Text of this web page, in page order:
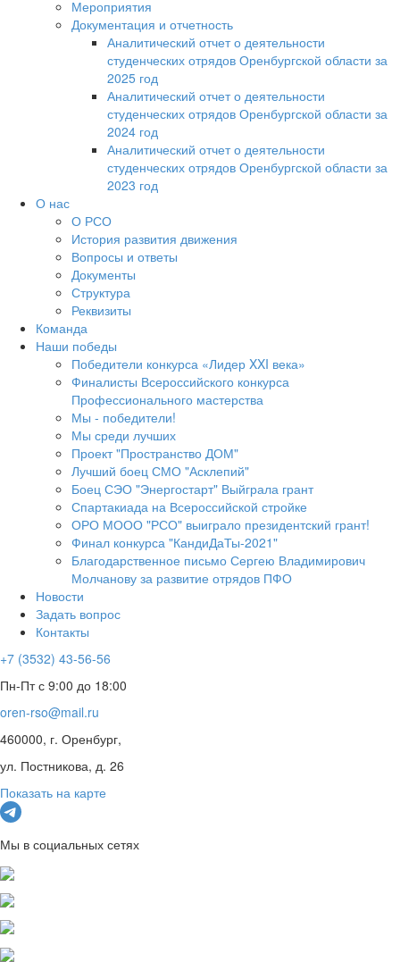
Мероприятия
Документация и отчетность
Аналитический отчет о деятельности
студенческих отрядов Оренбургской области за
2025 год
Аналитический отчет о деятельности
студенческих отрядов Оренбургской области за
2024 год
Аналитический отчет о деятельности
студенческих отрядов Оренбургской области за
2023 год
О нас
О РСО
История развития движения
Вопросы и ответы
Документы
Структура
Реквизиты
Команда
Наши победы
Победители конкурса «Лидер XXI века»
Финалисты Всероссийского конкурса
Профессионального мастерства
Мы - победители!
Мы среди лучших
Проект "Пространство ДОМ"
Лучший боец СМО "Асклепий"
Боец СЭО "Энергостарт" Выйграла грант
Спартакиада на Всероссийской стройке
ОРО МООО "РСО" выиграло президентский грант!
Финал конкурса "КандиДаТы-2021"
Благодарственное письмо Сергею Владимирович
Молчанову за развитие отрядов ПФО
Новости
Задать вопрос
Контакты
+7 (3532) 43-56-56
Пн-Пт с 9:00 до 18:00
oren-rso@mail.ru
460000, г. Оренбург,
ул. Постникова, д. 26
Показать на карте
Мы в социальных сетях